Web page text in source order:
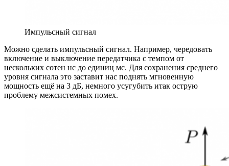
Импульсный сигнал
Можно сделать импульсный сигнал. Например, чередовать
включение и выключение передатчика с темпом от
нескольких сотен нс до единиц мс. Для сохранения среднего
уровня сигнала это заставит нас поднять мгновенную
мощность ещё на 3 дБ, немного усугубить итак острую
проблему межсистемных помех.